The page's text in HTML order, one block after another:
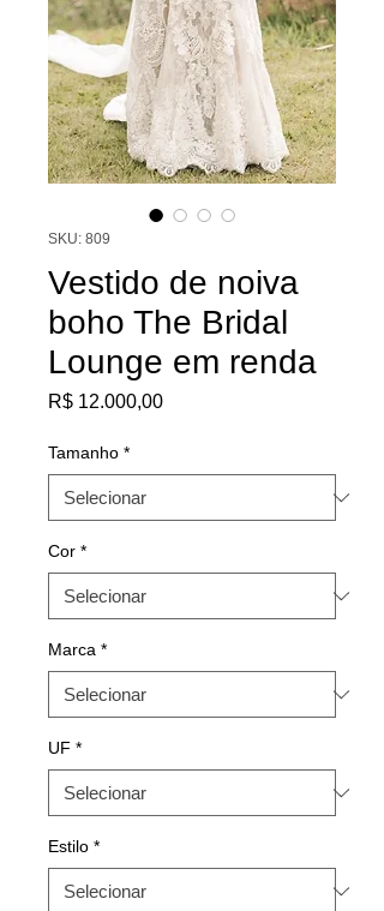
SKU: 809
Vestido de noiva
boho The Bridal
Lounge em renda
R$ 12.000,00Preço
Tamanho *
Cor *
Marca *
UF *
Estilo *